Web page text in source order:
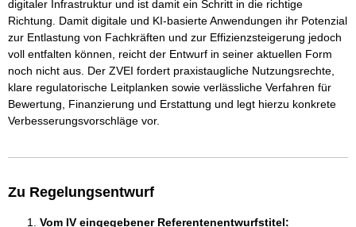
digitaler Infrastruktur und ist damit ein Schritt in die richtige
Richtung. Damit digitale und KI-basierte Anwendungen ihr Potenzial
zur Entlastung von Fachkräften und zur Effizienzsteigerung jedoch
voll entfalten können, reicht der Entwurf in seiner aktuellen Form
noch nicht aus. Der ZVEI fordert praxistaugliche Nutzungsrechte,
klare regulatorische Leitplanken sowie verlässliche Verfahren für
Bewertung, Finanzierung und Erstattung und legt hierzu konkrete
Verbesserungsvorschläge vor.
Zu Regelungsentwurf
Vom IV eingegebener Referentenentwurfstitel: